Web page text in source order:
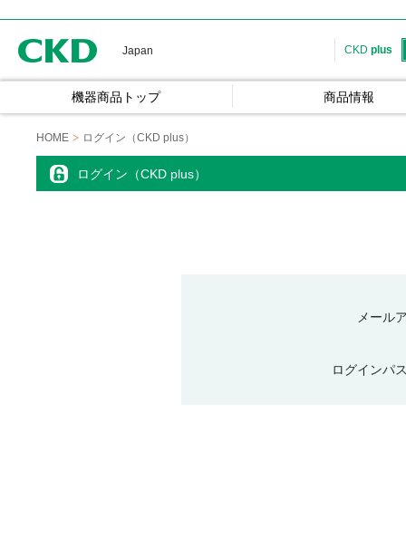
Japan CKD plus
機器商品トップ 商品情報
HOME ログイン（CKD plus）
ログイン（CKD plus）
メール
ログインパ